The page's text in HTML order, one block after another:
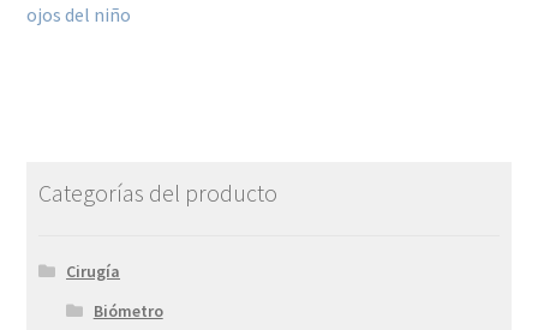
ojos del niño
Categorías del producto
Cirugía
Biómetro